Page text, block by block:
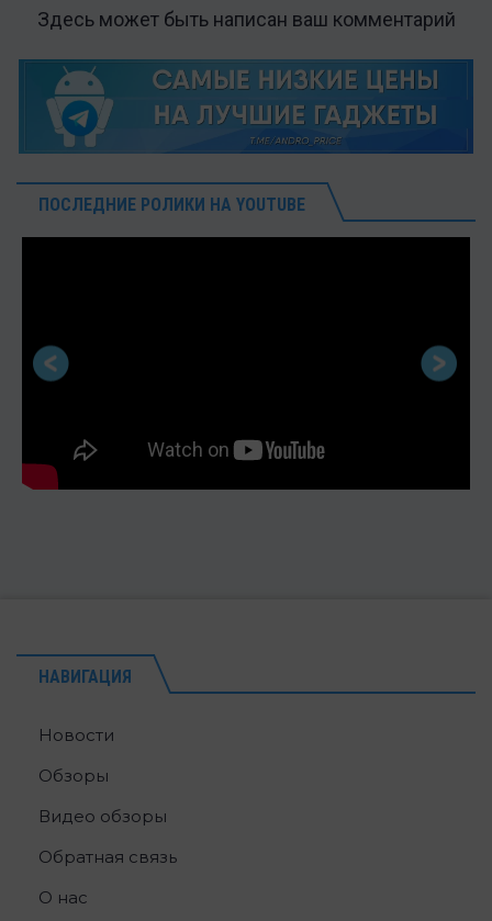
Здесь может быть написан ваш комментарий
ПОСЛЕДНИЕ РОЛИКИ НА YOUTUBE
НАВИГАЦИЯ
Новости
Обзоры
Видео обзоры
Обратная связь
О нас